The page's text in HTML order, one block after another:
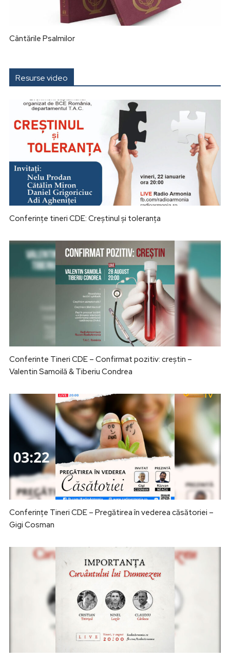
Cântările Psalmilor
Resurse video
Conferințe tineri CDE: Creștinul și toleranța
Conferinte Tineri CDE – Confirmat pozitiv: creștin –
Valentin Samoilă & Tiberiu Condrea
Conferințe Tineri CDE – Pregătirea în vederea căsătoriei –
Gigi Cosman